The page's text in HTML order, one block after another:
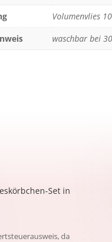
Volumenvlies
waschbar bei
Set in
da